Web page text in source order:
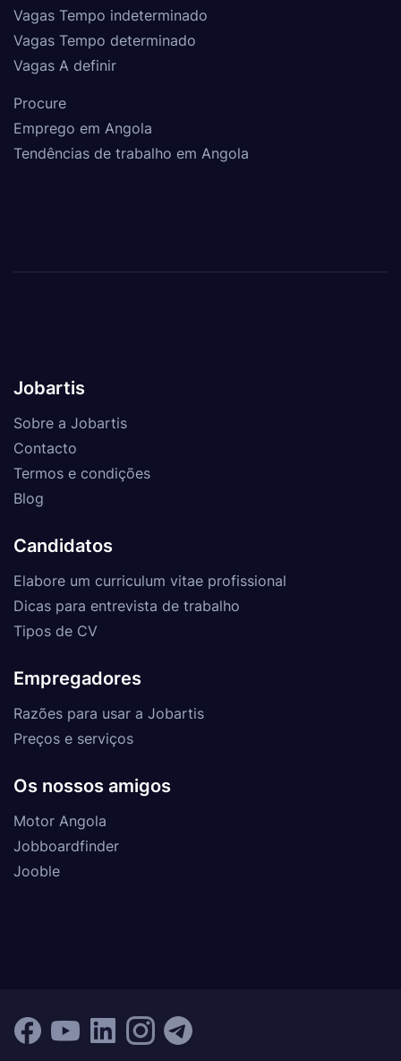
Vagas Tempo indeterminado
Vagas Tempo determinado
Vagas A definir
Procure
Emprego em Angola
Tendências de trabalho em Angola
Jobartis
Sobre a Jobartis
Contacto
Termos e condições
Blog
Candidatos
Elabore um curriculum vitae profissional
Dicas para entrevista de trabalho
Tipos de CV
Empregadores
Razões para usar a Jobartis
Preços e serviços
Os nossos amigos
Motor Angola
Jobboardfinder
Jooble